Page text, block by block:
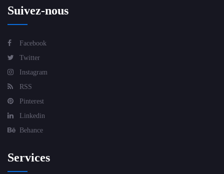
Suivez-nous
Facebook
Twitter
Instagram
RSS
Pinterest
Linkedin
Behance
Services